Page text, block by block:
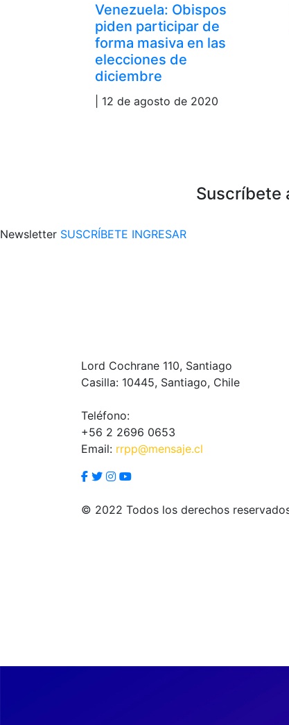
Venezuela: Obispos
piden participar de
forma masiva en las
elecciones de
diciembre
| 12 de agosto de 2020
Suscríbete
Newsletter SUSCRÍBETE INGRESAR
Lord Cochrane 110, Santiago
Casilla: 10445, Santiago, Chile
Teléfono:
+56 2 2696 0653
Email: rrpp@mensaje.cl
© 2022 Todos los derechos